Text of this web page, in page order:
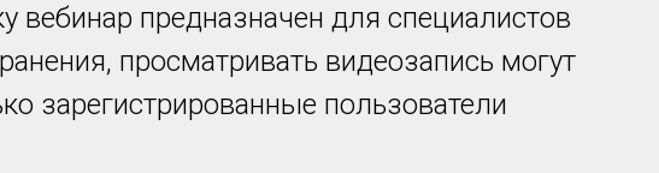
вебинар предназначен для специалистов
просматривать видеозапись могут
зарегистрированные пользователи